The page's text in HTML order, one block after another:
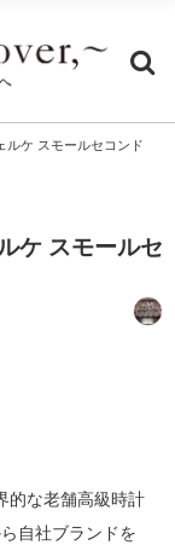
ルケ スモールセコンド
ケ スモールセ
的な老舗高級時計
自社ブランドを